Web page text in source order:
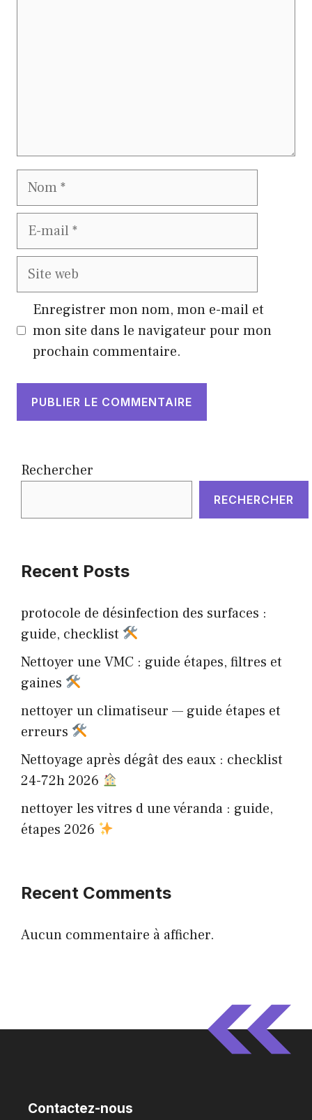
Nom
E-
Site
Enregistrer mon nom, mon e-mail et
mon site dans le navigateur pour mon
prochain commentaire.
Rechercher
RECHERCHER
Recent Posts
protocole de désinfection des surfaces :
guide, checklist
Nettoyer une VMC : guide étapes, filtres et
gaines
nettoyer un climatiseur — guide étapes et
erreurs
Nettoyage après dégât des eaux : checklist
24-72h 2026
nettoyer les vitres d une véranda : guide,
étapes 2026
Recent Comments
Aucun commentaire à afficher.
Contactez-nous